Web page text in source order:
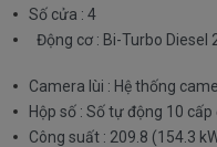
Số cửa : 4
Động cơ : Bi-Turbo Diesel
Camera lùi : Hệ thống
Hộp số : Số tự động 10
Công suất : 209.8 (154.3